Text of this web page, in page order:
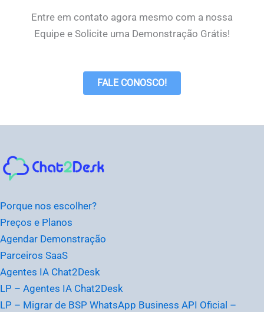
Entre em contato agora mesmo com a nossa
Equipe e Solicite uma Demonstração Grátis!
FALE CONOSCO!
Porque nos escolher?
Preços e Planos
Agendar Demonstração
Parceiros SaaS
Agentes IA Chat2Desk
LP – Agentes IA Chat2Desk
LP – Migrar de BSP WhatsApp Business API Oficial –
Instagram
Facebook
LinkedIn
Youtube